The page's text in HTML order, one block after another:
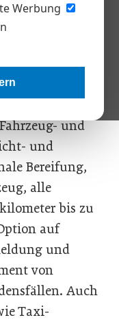
Werbung
Fixpreis
und
und
Bereifung,
alle
bis zu
auf
und
von
Auch
Taxi-